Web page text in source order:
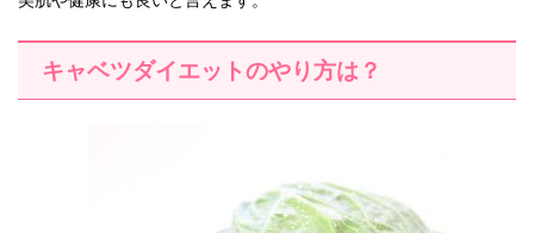
キャベツダイエットのやり方は？